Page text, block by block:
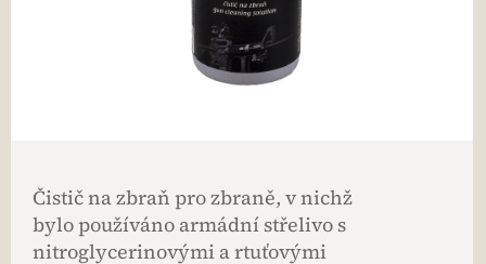
Čistič na zbraň pro zbraně, v nichž
bylo používáno armádní střelivo s
nitroglycerinovými a rtuťovými